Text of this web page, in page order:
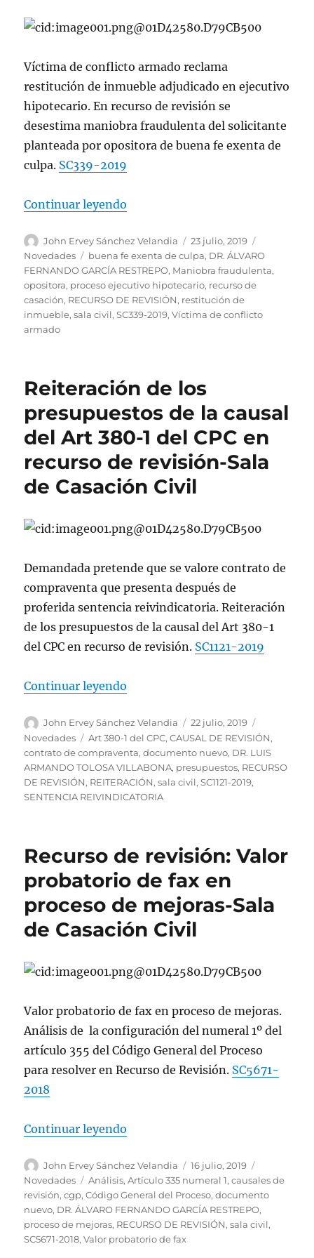
Víctima de conflicto armado reclama
restitución de inmueble adjudicado en ejecutivo
hipotecario. En recurso de revisión se
desestima maniobra fraudulenta del solicitante
planteada por opositora de buena fe exenta de
culpa. SC339-2019
Continuar leyendo
Autor
John Ervey Sánchez Velandia
Publicado
el
23 julio, 2019
Novedades
Etiquetas
buena fe exenta de culpa, DR. ÁLVARO
FERNANDO GARCÍA RESTREPO, Maniobra fraudulenta,
opositora, proceso ejecutivo hipotecario, recurso de
casación, RECURSO DE REVISIÓN, restitución de
inmueble,sala civil,SC339-2019,Víctima de conflicto
armado
Reiteración de los
presupuestos de la causal
del Art 380-1 del CPC en
recurso de revisión-Sala
de Casación Civil
Demandada pretende que se valore contrato de
compraventa que presenta después de
proferida sentencia reivindicatoria. Reiteración
de los presupuestos de la causal del Art 380-1
del CPC en recurso de revisión. SC1121-2019
Continuar leyendo
Autor
John Ervey Sánchez Velandia
Publicado
el
22 julio, 2019
Novedades
Etiquetas
Art 380-1 del CPC,CAUSAL DE REVISIÓN,
contrato de compraventa,documento nuevo, DR. LUIS
ARMANDO TOLOSA VILLABONA, presupuestos, RECURSO
DE REVISIÓN, REITERACIÓN,sala civil,SC1121-2019,
SENTENCIA REIVINDICATORIA
Recurso de revisión: Valor
probatorio de fax en
proceso de mejoras-Sala
de Casación Civil
Valor probatorio de fax en proceso de mejoras.
Análisis de la configuración del numeral 1º del
artículo 355 del Código General del Proceso
para resolver en Recurso de Revisión. SC5671-
2018
Continuar leyendo
Autor
John Ervey Sánchez Velandia
Publicado
el
16 julio, 2019
Novedades
Etiquetas
Análisis,Artículo 335 numeral 1,causales de
revisión,cgp,Código General del Proceso,documento
nuevo, DR. ÁLVARO FERNANDO GARCÍA RESTREPO,
proceso de mejoras, RECURSO DE REVISIÓN,sala civil,
SC5671-2018,Valor probatorio de fax